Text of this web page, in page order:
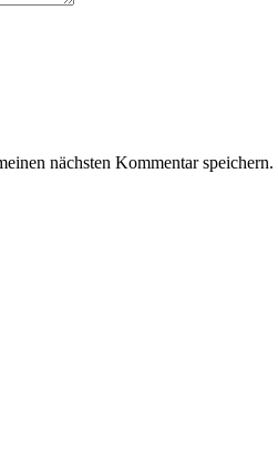
nächsten Kommentar speichern.